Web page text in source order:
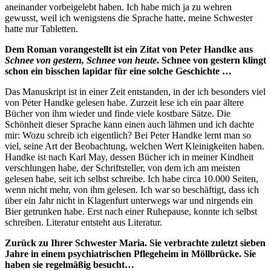
aneinander vorbeigelebt haben. Ich habe mich ja zu wehren
gewusst, weil ich wenigstens die Sprache hatte, meine Schwester
hatte nur Tabletten.
Dem Roman vorangestellt ist ein Zitat von Peter Handke aus
Schnee von gestern, Schnee von heute. Schnee von gestern klingt
schon ein bisschen lapidar für eine solche Geschichte …
Das Manuskript ist in einer Zeit entstanden, in der ich besonders viel
von Peter Handke gelesen habe. Zurzeit lese ich ein paar ältere
Bücher von ihm wieder und finde viele kostbare Sätze. Die
Schönheit dieser Sprache kann einen auch lähmen und ich dachte
mir: Wozu schreib ich eigentlich? Bei Peter Handke lernt man so
viel, seine Art der Beobachtung, welchen Wert Kleinigkeiten haben.
Handke ist nach Karl May, dessen Bücher ich in meiner Kindheit
verschlungen habe, der Schriftsteller, von dem ich am meisten
gelesen habe, seit ich selbst schreibe. Ich habe circa 10.000 Seiten,
wenn nicht mehr, von ihm gelesen. Ich war so beschäftigt, dass ich
über ein Jahr nicht in Klagenfurt unterwegs war und nirgends ein
Bier getrunken habe. Erst nach einer Ruhepause, konnte ich selbst
schreiben. Literatur entsteht aus Literatur.
Zurück zu Ihrer Schwester Maria. Sie verbrachte zuletzt sieben
Jahre in einem psychiatrischen Pflegeheim in Möllbrücke. Sie
haben sie regelmäßig besucht…